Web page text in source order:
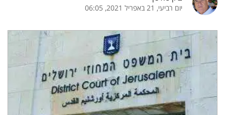
יום רביעי, 21 באפריל 2021, 06:05